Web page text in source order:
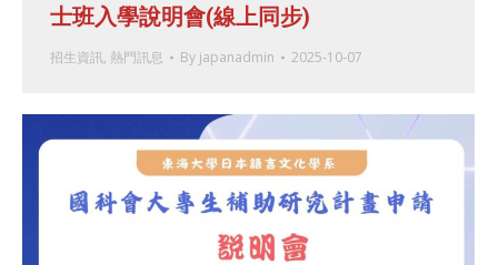
士班入學說明會(線上同步)
招生資訊, 熱門訊息 By japanadmin 2025-10-07